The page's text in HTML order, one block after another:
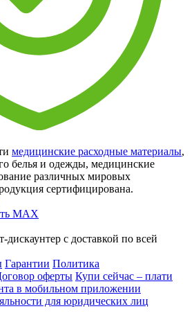
медицинские расходные материалы,
белья и одежды, медицинские
различных мировых
сертифицирована.
MAX
с доставкой по всей
Гарантии Политика
оферты Купи сейчас – плати
в мобильном приложении
для юридических лиц